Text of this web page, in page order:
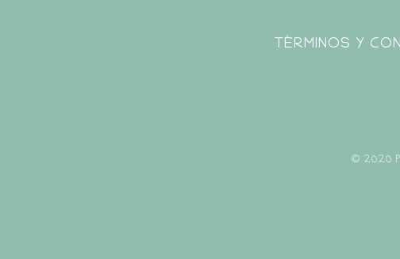
TÉRMINOS Y
© 2020